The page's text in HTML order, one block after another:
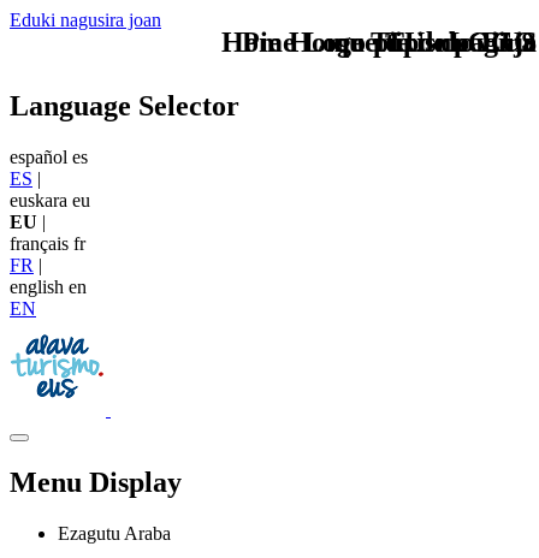
Eduki nagusira joan
TU - LOGO
Language Selector
español es
ES |
euskara eu
EU |
français fr
FR |
english en
EN
Menu Display
Ezagutu Araba
que tipo de viaje
Home Logo pie de página
Pie Home Turismo EUS